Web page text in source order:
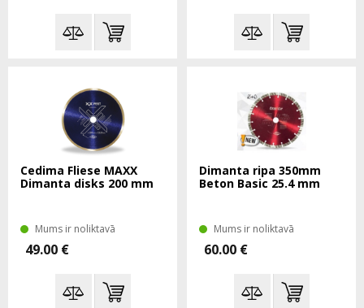
Cedima Fliese MAXX
Dimanta disks 200 mm
Mums ir noliktavā
49.00 €
Dimanta ripa 350mm
Beton Basic 25.4 mm
Mums ir noliktavā
60.00 €